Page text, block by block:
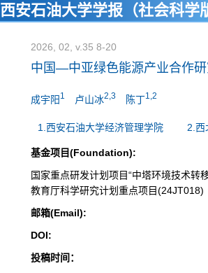
西安石油大学学报（社会科学
2026, 02, v.35 8-20
中国—中亚绿色能源产业合作
成宇阳 1 卢山冰2,3 陈丁1,2
1.西安石油大学经济管理学院 2.西
基金项目(Foundation):
国家重点研发计划项目“中塔环境技术
教育厅科学研究计划重点项目(24JT018)
邮箱(Email):
DOI:
投稿时间：